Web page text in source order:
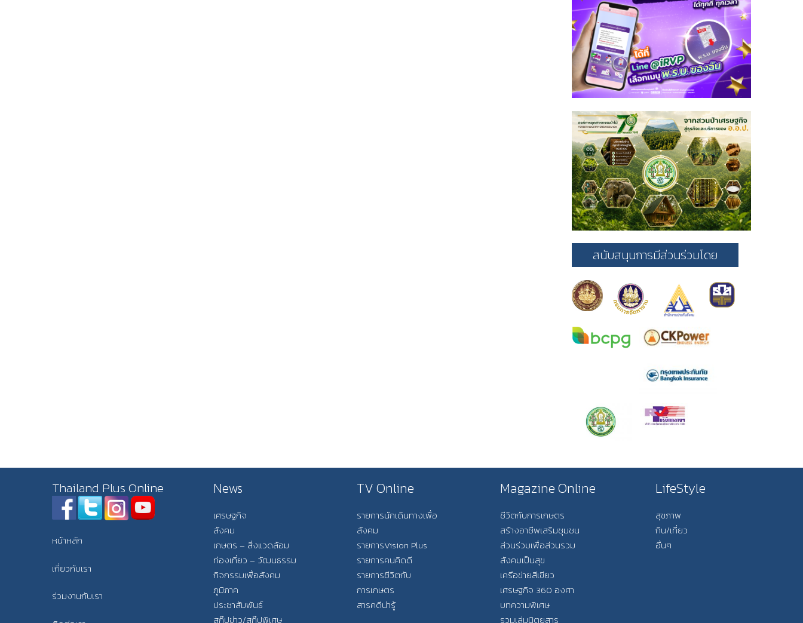
สนับสนุนการมีส่วนร่วมโดย
Thailand Plus Online
หน้าหลัก
เกี่ยวกับเรา
ร่วมงานกับเรา
News
เศรษฐกิจ
สังคม
เกษตร – สิ่งแวดล้อม
ท่องเที่ยว – วัฒนธรรม
กิจกรรมเพื่อสังคม
ภูมิภาค
ประชาสัมพันธ์
สกู๊ปข่าว/สกู๊ปพิเศษ
TV Online
รายการนักเดินทางเพื่อ
สังคม
รายการVision Plus
รายการคนคิดดี
รายการชีวิตกับ
การเกษตร
สารคดีน่ารู้
Magazine Online
ชีวิตกับการเกษตร
สร้างอาชีพเสริมชุมชน
ส่วนร่วมเพื่อส่วนรวม
สังคมเป็นสุข
เครือข่ายสีเขียว
เศรษฐกิจ 360 องศา
บทความพิเศษ
รวมเล่มนิตยสาร
LifeStyle
สุขภาพ
กิน/เที่ยว
อื่นๆ